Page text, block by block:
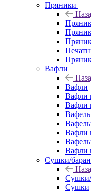
Пряники
Вафли
Вафли
Вафли
Вафли
Вафли
Вафли
Сушки/
Сушки/
Сушки